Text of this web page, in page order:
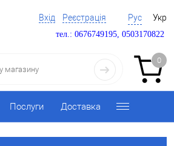
Вхід Реєстрація Рус Укр
тел.: 0676749195, 0503170822
0
Послуги Доставка